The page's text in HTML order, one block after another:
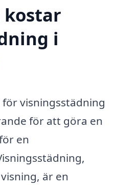
kostar
i
visningsstädning
för att göra en
en
är en